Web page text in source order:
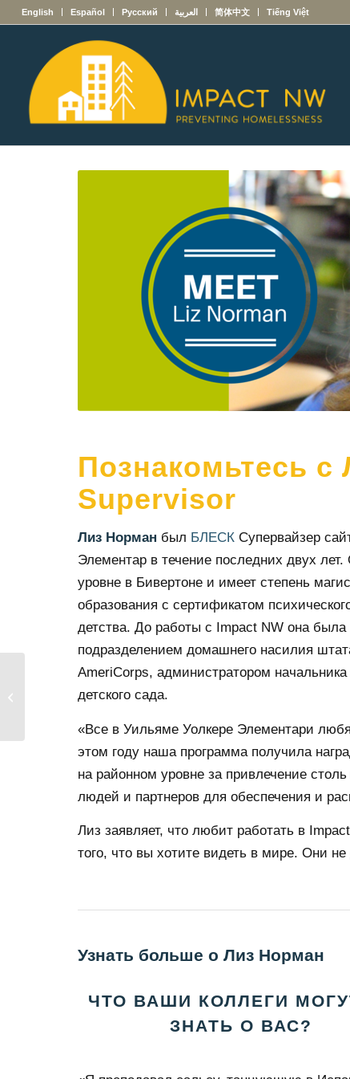
English Español Русский العربية 简体中文 Tiếng Việt
Познакомьтесь с
Supervisor
Лиз Норман был БЛЕСК Супервайзер
Элементар в течение последних двух
уровне в Бивертоне и имеет степень
образования с сертификатом
детства. До работы с Impact NW она
подразделением домашнего насилия
AmeriCorps, администратором
детского сада.
«Все в Уильяме Уолкере Элементари
этом году наша программа получила
на районном уровне за привлечение
людей и партнеров для обеспечения и
Лиз заявляет, что любит работать в
того, что вы хотите видеть в мире. Они
Узнать больше о Лиз Норман
ЧТО ВАШИ КОЛЛЕГИ
ЗНАТЬ О ВАС?
Образование STEM
важно для всех